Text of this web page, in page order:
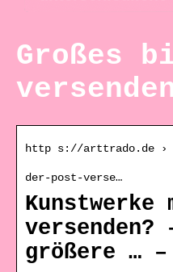
Großes
http s://arttrado.de ›
der-post-verse…
versenden?
größere …